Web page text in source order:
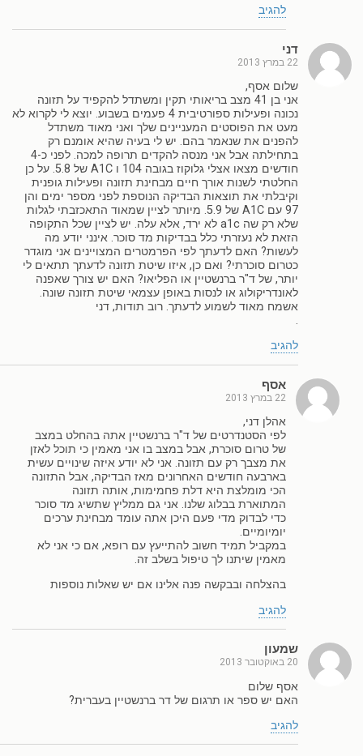
להגיב
דני
22 במרץ 2013
שלום אסף,
אני בן 41 מצב בריאותי תקין ומשתדל להקפיד על תזונה
נכונה ופעילות ספורטיבית 4 פעמים בשבוע. יוצא לי לקרוא לא
מעט את הפוסטים המעניינים שלך ואני מאוד משתדל
להפנים את שנאמר בהם. יש לי בעיה שהיא אומנם רק
בתחילתה אבל אני מנסה להקדים תרופה למכה. לפני כ-4
חודשים מצאו אצלי גלוקוז בגובה 104 ו A1C של 5.8. על כן
החלטתי לשנות אורך חיים מבחינת תזונה ופעילות גופנית
וקיבלתי את תוצאות הבדיקה הנוספת לפני מספר ימים והן
97 עם A1C של 5.9. מיותר לציין שמאוד התאכזבתי לגלות
שלא רק שה a1c לא ירד, אלא עלה. יש לציין שכל התקופה
הזאת לא נעזרתי כלל בבדיקות מד סוכר. אינני יודע מה
לעשות? האם לדעתך לפי הפרמטרים המצויינים אני מוגדר
כטרום סוכרתי? ואם כן, איזו שיטת תזונה לדעתך תתאים לי
יותר, של ד"ר ברנשטיין או הפליאו? האם יש צורך שאפנה
לאונדריקולוג או לנסות באופן עצמאי שיטת תזונה שונה.
אשמח מאוד לשמוע לדעתך. רוב תודות, דני
.
להגיב
אסף
22 במרץ 2013
אהלן דני,
לפי הסטנדרטים של ד"ר ברנשטיין אתה בהחלט במצב
של טרום סוכרת, אבל במצב בו אני מאמין כי תוכל לאזן
את מצבך רק עם תזונה. אני לא יודע איזה שינויים עשית
בארבעה חודשים האחרונים מאז הבדיקה, אבל התזונה
הכי מומלצת היא דלת פחמימות, אותה תזונה
המתוארת בבלוג שלנו. אני גם ממליץ שתשיג מד סוכר
כדי לבדוק מדי פעם היכן אתה עומד מבחינת ערכים
יומיומיים.
במקביל תמיד חשוב להתייעץ עם רופא, אם כי אני לא
מאמין שיתנו לך טיפול בשלב זה.
בהצלחה ובבקשה פנה אלינו אם יש שאלות נוספות
להגיב
שמעון
20 באוקטובר 2013
אסף שלום
האם יש ספר או תרגום של דר ברנשטיין בעברית?
להגיב